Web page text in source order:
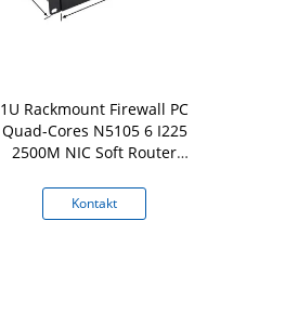
1U Rackmount Firewall PC
Quad-Cores N5105 6 I225
2500M NIC Soft Router
Kontakt